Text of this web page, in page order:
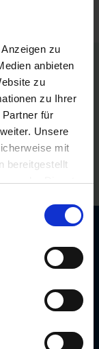
zu
anbieten
zu
zu Ihrer
für
Unsere
mit
bereitgestellt
der Dienste
zu
ist jederzeit